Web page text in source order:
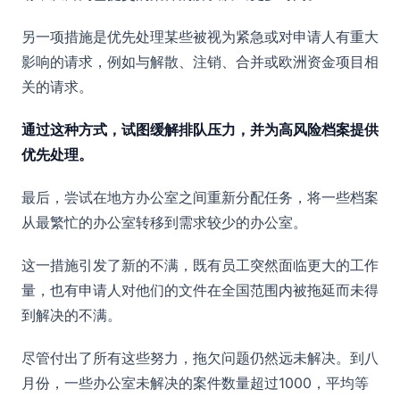
另一项措施是优先处理某些被视为紧急或对申请人有重大
影响的请求，例如与解散、注销、合并或欧洲资金项目相
关的请求。
通过这种方式，试图缓解排队压力，并为高风险档案提供
优先处理。
最后，尝试在地方办公室之间重新分配任务，将一些档案
从最繁忙的办公室转移到需求较少的办公室。
这一措施引发了新的不满，既有员工突然面临更大的工作
量，也有申请人对他们的文件在全国范围内被拖延而未得
到解决的不满。
尽管付出了所有这些努力，拖欠问题仍然远未解决。到八
月份，一些办公室未解决的案件数量超过1000，平均等